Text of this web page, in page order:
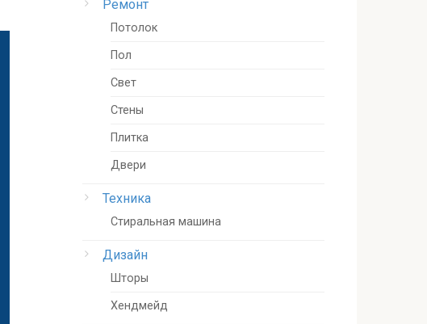
Ремонт
Потолок
Пол
Свет
Стены
Плитка
Двери
Техника
Стиральная машина
Дизайн
Шторы
Хендмейд